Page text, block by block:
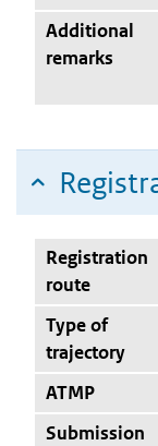
Additional
remarks
Registration
route
Type of
trajectory
ATMP
Submission